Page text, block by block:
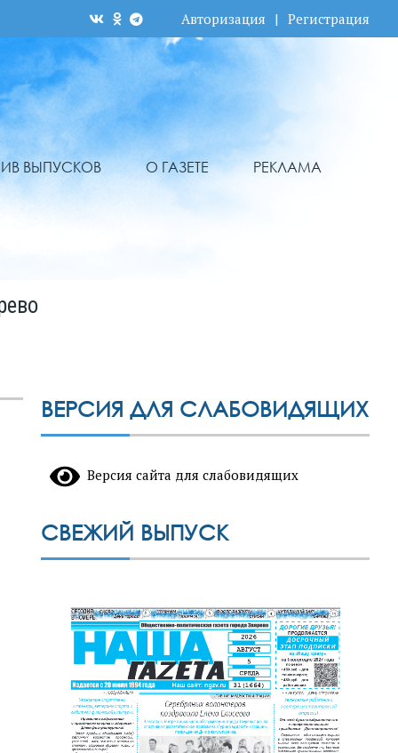
Авторизация | Регистрация
ВЫПУСКОВ О ГАЗЕТЕ РЕКЛАМА
ВЕРСИЯ ДЛЯ СЛАБОВИДЯЩИХ
Версия сайта для слабовидящих
СВЕЖИЙ ВЫПУСК